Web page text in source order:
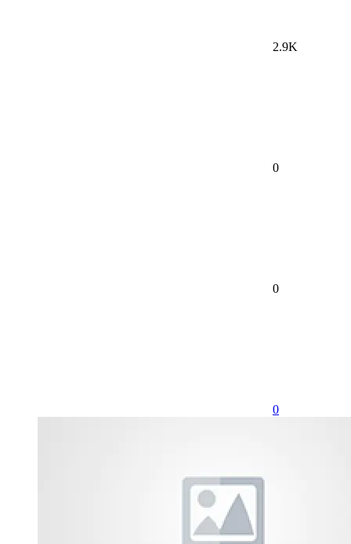
2.9K
0
0
0